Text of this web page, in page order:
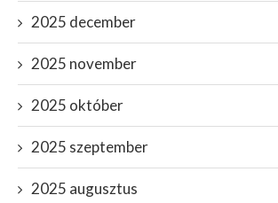
2025 december
2025 november
2025 október
2025 szeptember
2025 augusztus